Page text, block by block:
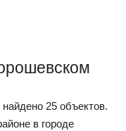
25 объектов.
в городе